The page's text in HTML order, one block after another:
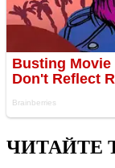
ЧИТАЙТЕ